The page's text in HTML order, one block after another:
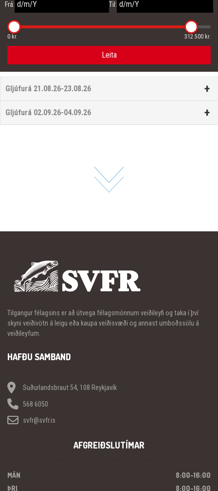
Frá: Til:
0 kr. 312.500 kr.
Gljúfurá 21.08.26-23.08.26 +
Gljúfurá 02.09.26-04.09.26 +
Tilgangur félagsins er að útvega félagsmönnum veiðileyfi og taka í því
skyni veiðivötn á leigu eða kaupa veiðisvæði og annast umboðssölu á
veiðileyfum.
HAFÐU SAMBAND
Suðurlandsbraut 54, 108 Reykjavík
568 6050
svfr@svfr.is
AFGREIÐSLUTÍMAR
MÁN
8:00-16:00
ÞRI
8:00-16:00